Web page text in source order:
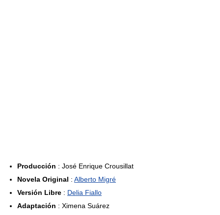
Producción : José Enrique Crousillat
Novela Original : Alberto Migré
Versión Libre : Delia Fiallo
Adaptación : Ximena Suárez